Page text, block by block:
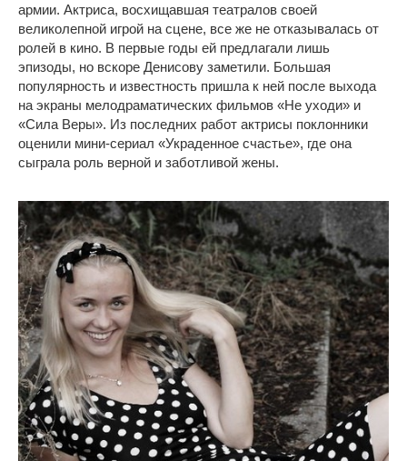
армии. Актриса, восхищавшая театралов своей
великолепной игрой на сцене, все же не отказывалась от
ролей в кино. В первые годы ей предлагали лишь
эпизоды, но вскоре Денисову заметили. Большая
популярность и известность пришла к ней после выхода
на экраны мелодраматических фильмов «Не уходи» и
«Сила Веры». Из последних работ актрисы поклонники
оценили мини-сериал «Украденное счастье», где она
сыграла роль верной и заботливой жены.